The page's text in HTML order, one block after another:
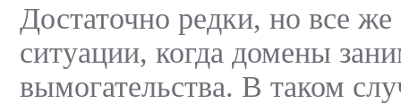
Достаточно редки, но все
ситуации, когда домены
вымогательства. В таком